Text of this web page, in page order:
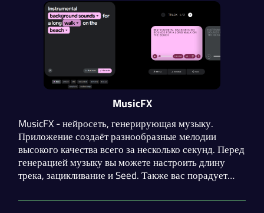
MusicFX
MusicFX - нейросеть, генерирующая музыку.
Приложение создаёт разнообразные мелодии
высокого качества всего за несколько секунд. Перед
генерацией музыку вы можете настроить длину
трека, зацикливание и Seed. Также вас порадует
доступен только для пользователей из США.